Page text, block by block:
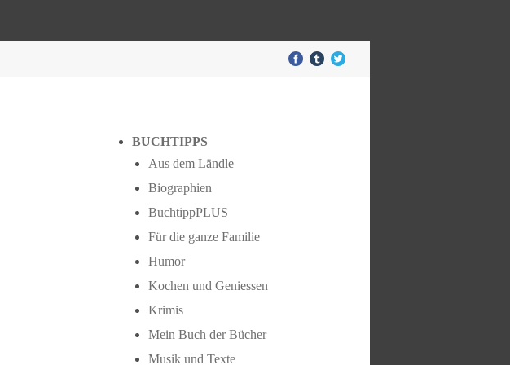
BUCHTIPPS
Aus dem Ländle
Biographien
BuchtippPLUS
Für die ganze Familie
Humor
Kochen und Geniessen
Krimis
Mein Buch der Bücher
Musik und Texte